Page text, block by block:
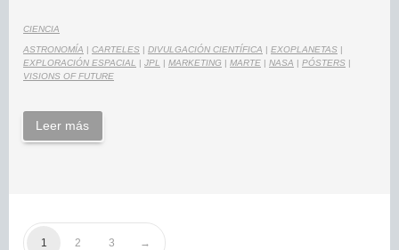
CIENCIA
ASTRONOMÍA | CARTELES | DIVULGACIÓN CIENTÍFICA | EXOPLANETAS |
EXPLORACIÓN ESPACIAL
| JPL | MARKETING | MARTE | NASA | PÓSTERS |
VISIONS OF FUTURE
Leer más
1 2 3